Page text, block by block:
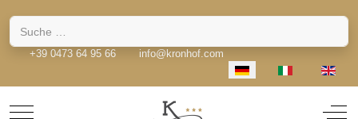
Suchen
+39 0473 64 95 66
info@kronhof.com
Sprache auswählen
Mobile Menu Toggle Off-